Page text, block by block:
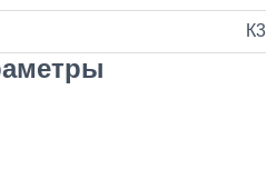
3 500
К3